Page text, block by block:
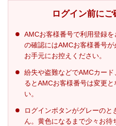
ログイン前に
AMCお客様番号で利用登録
の確認にはAMCお客様番号
お手元にお控えください。
紛失や盗難などでAMCカー
るとAMCお客様番号は変更
い。
ログインボタンがグレーの
ん。黄色になるまで少々お待